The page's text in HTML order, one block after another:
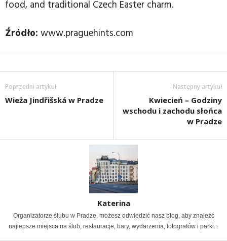
food, and traditional Czech Easter charm.
Źródło: www.praguehints.com
Poprzedni artykuł
Wieża Jindřišská w Pradze
Następny artykuł
Kwiecień – Godziny
wschodu i zachodu słońca
w Pradze
Katerina
Organizatorze ślubu w Pradze, możesz odwiedzić nasz blog, aby znaleźć
najlepsze miejsca na ślub, restauracje, bary, wydarzenia, fotografów i parki...